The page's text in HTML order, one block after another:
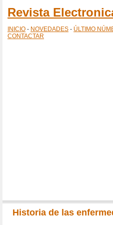
Revista
INICIO - NOVEDADES - ÚLTIMO
CONTACTAR
Historia de las